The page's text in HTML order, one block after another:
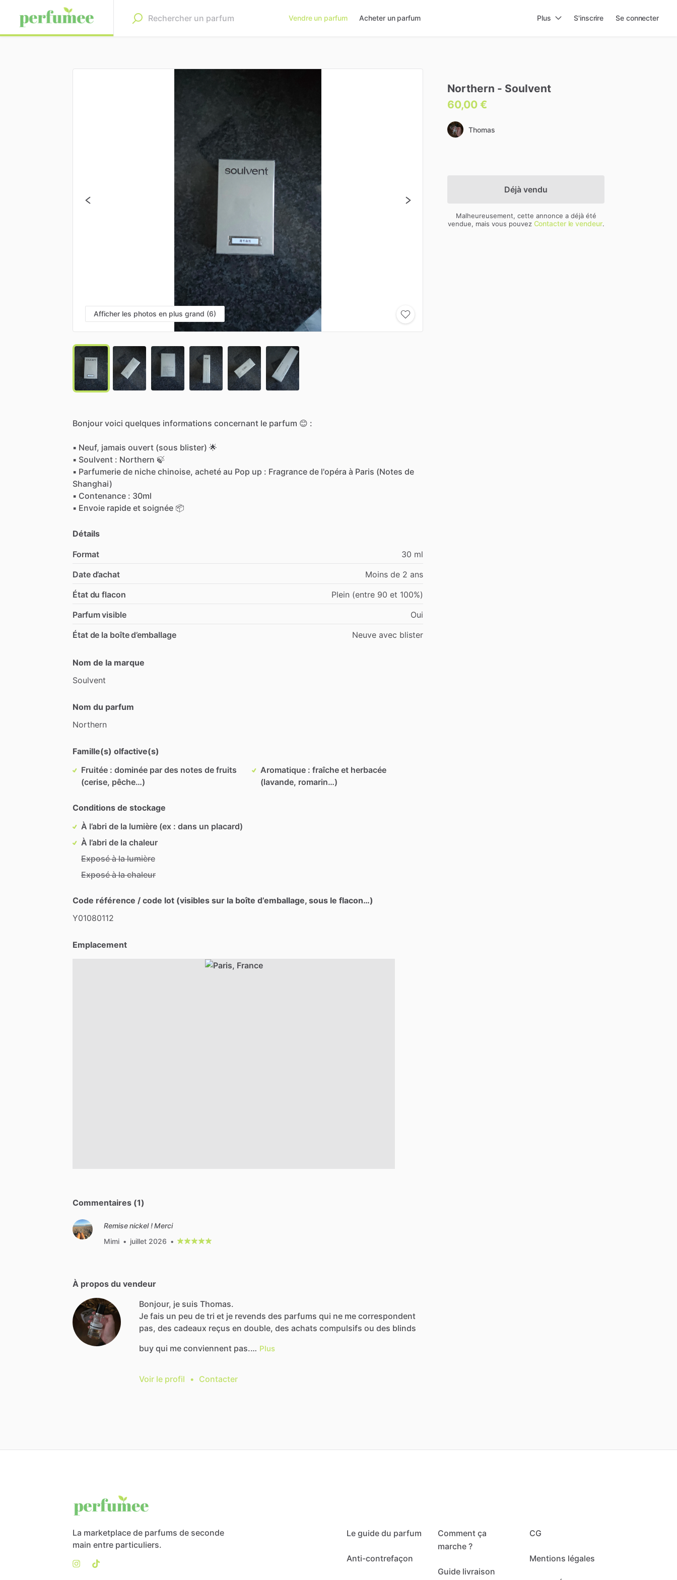
Vendre un parfum Acheter un parfum Plus S'inscrire Se connecter
Afficher les photos en plus grand (6)
Bonjour voici quelques informations concernant le parfum 😊 :
▪︎ Neuf, jamais ouvert (sous blister) 🌟
▪︎ Soulvent : Northern 🍃
▪︎ Parfumerie de niche chinoise, acheté au Pop up : Fragrance de l'opéra à Paris (Notes de
Shanghai)
▪︎ Contenance : 30ml
▪︎ Envoie rapide et soignée 📦
Détails
Format
30 ml
Date d’achat
Moins de 2 ans
État du flacon
Plein (entre 90 et 100%)
Parfum visible
Oui
État de la boîte d’emballage
Neuve avec blister
Nom de la marque
Soulvent
Nom du parfum
Northern
Famille(s) olfactive(s)
Fruitée : dominée par des notes de fruits
(cerise, pêche…)
Aromatique : fraîche et herbacée
(lavande, romarin…)
Conditions de stockage
À l’abri de la lumière (ex : dans un placard)
À l’abri de la chaleur
Exposé à la lumière
Exposé à la chaleur
Code référence / code lot (visibles sur la boîte d’emballage, sous le flacon…)
Y01080112
Emplacement
Commentaires (1)
Remise nickel ! Merci
Mimi • juillet 2026 •
À propos du vendeur
Bonjour, je suis Thomas.
Je fais un peu de tri et je revends des parfums qui ne me correspondent
pas, des cadeaux reçus en double, des achats compulsifs ou des blinds
buy qui me conviennent pas.… Plus
Voir le profil • Contacter
Northern - Soulvent
60,00 €
Thomas
Déjà vendu
Malheureusement, cette annonce a déjà été
vendue, mais vous pouvez Contacter le vendeur.
La marketplace de parfums de seconde
main entre particuliers.
Le guide du parfum
Anti-contrefaçon
Comment ça
marche ?
Guide livraison
CG
Mentions légales